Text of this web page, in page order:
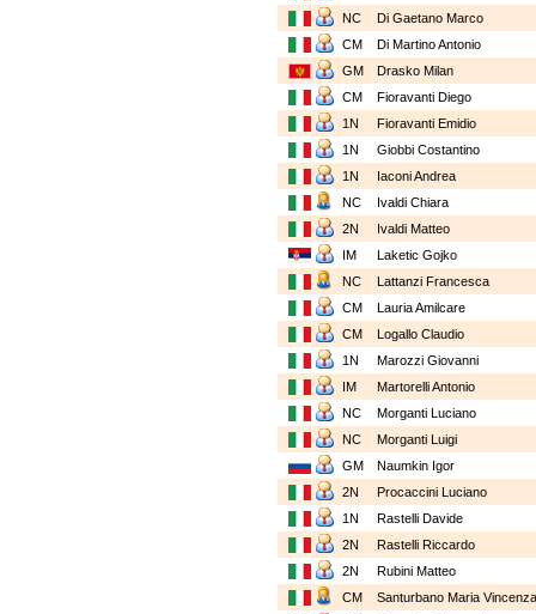
NC
Di Gaetano Marco
CM
Di Martino Antonio
GM
Drasko Milan
CM
Fioravanti Diego
1N
Fioravanti Emidio
1N
Giobbi Costantino
1N
Iaconi Andrea
NC
Ivaldi Chiara
2N
Ivaldi Matteo
IM
Laketic Gojko
NC
Lattanzi Francesca
CM
Lauria Amilcare
CM
Logallo Claudio
1N
Marozzi Giovanni
IM
Martorelli Antonio
NC
Morganti Luciano
NC
Morganti Luigi
GM
Naumkin Igor
2N
Procaccini Luciano
1N
Rastelli Davide
2N
Rastelli Riccardo
2N
Rubini Matteo
CM
Santurbano Maria